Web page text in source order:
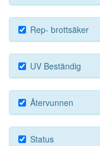
Rep- brottsäker
UV Beständig
Återvunnen
Status